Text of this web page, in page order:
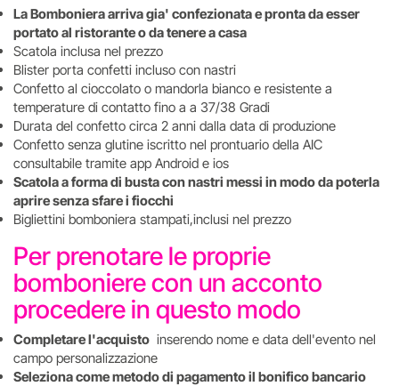
La Bomboniera arriva gia' confezionata e pronta da esser
portato al ristorante o da tenere a casa
Scatola inclusa nel prezzo
Blister porta confetti incluso con nastri
Confetto al cioccolato o mandorla bianco e resistente a
temperature di contatto fino a a 37/38 Gradi
Durata del confetto circa 2 anni dalla data di produzione
Confetto senza glutine iscritto nel prontuario della AIC
consultabile tramite app Android e ios
Scatola a forma di busta con nastri messi in modo da poterla
aprire senza sfare i fiocchi
Bigliettini bomboniera stampati,inclusi nel prezzo
Per prenotare le proprie
bomboniere con un acconto
procedere in questo modo
Completare l'acquisto inserendo nome e data dell'evento nel
campo personalizzazione
Seleziona come metodo di pagamento il bonifico bancario